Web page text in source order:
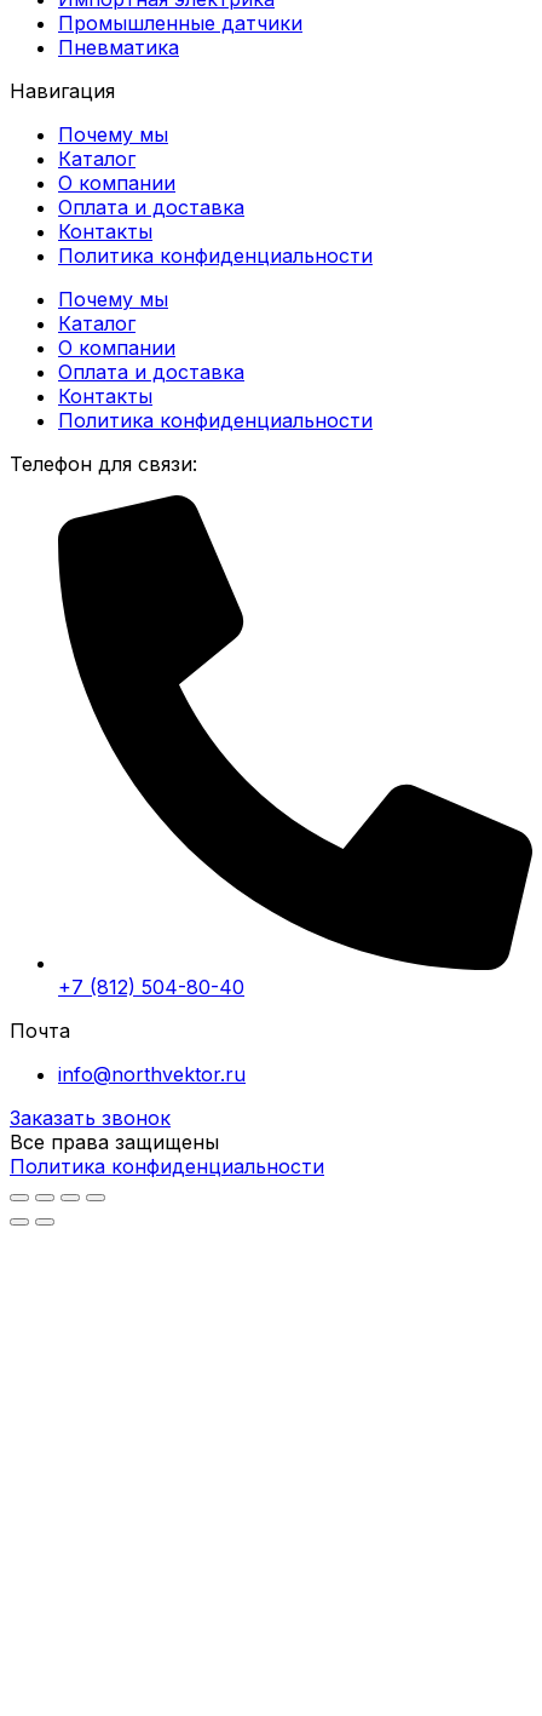
Промышленные датчики
Пневматика
Навигация
Почему мы
Каталог
О компании
Оплата и доставка
Контакты
Политика конфиденциальности
Почему мы
Каталог
О компании
Оплата и доставка
Контакты
Политика конфиденциальности
Телефон для связи:
+7 (812) 504-80-40
Почта
info@northvektor.ru
Заказать звонок
Все права защищены
Политика конфиденциальности